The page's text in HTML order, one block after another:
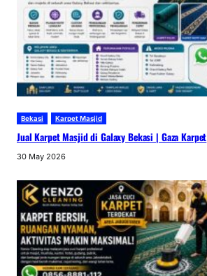
Bekasi Karpet Masjid
Jual Karpet Masjid di Galaxy Bekasi | Gaza Karpet
30 May 2026